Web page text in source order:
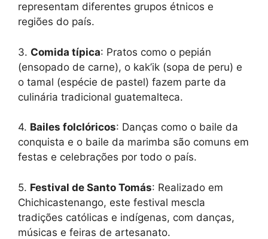
representam diferentes grupos étnicos e
regiões do país.
3. Comida típica: Pratos como o pepián
(ensopado de carne), o kak’ik (sopa de peru) e
o tamal (espécie de pastel) fazem parte da
culinária tradicional guatemalteca.
4. Bailes folclóricos: Danças como o baile da
conquista e o baile da marimba são comuns em
festas e celebrações por todo o país.
5. Festival de Santo Tomás: Realizado em
Chichicastenango, este festival mescla
tradições católicas e indígenas, com danças,
músicas e feiras de artesanato.